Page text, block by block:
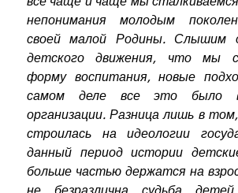
непонимания молодым
своей малой Родины. Слышим
детского движения, что мы
форму воспитания, новые
самом деле все это было в
организации. Разница лишь в
строилась на идеологии
данный период истории
больше частью держатся на
не безразлична судьба